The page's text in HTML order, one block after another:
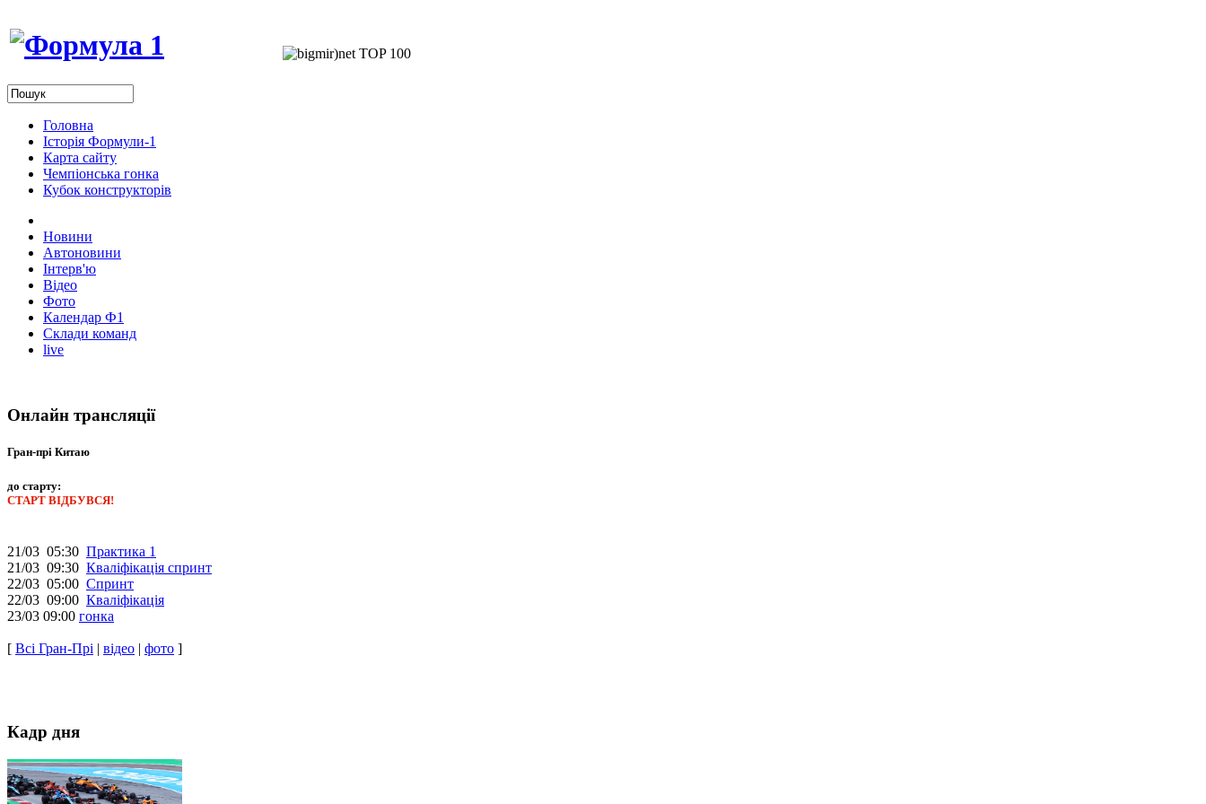
Головна
Історія Формули-1
Карта сайту
Чемпіонська гонка
Кубок конструкторів
Новини
Автоновини
Інтерв'ю
Відео
Фото
Календар Ф1
Склади команд
live
Онлайн трансляції
Гран-прі Китаю
до старту:
СТАРТ ВІДБУВСЯ!
21/03 05:30 Практика 1
21/03 09:30 Кваліфікація спринт
22/03 05:00 Спринт
22/03 09:00 Кваліфікація
23/03 09:00 гонка
[ Всі Гран-Прі | відео | фото ]
Кадр дня